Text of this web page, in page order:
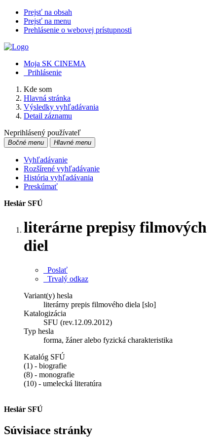
Prejsť na obsah
Prejsť na menu
Prehlásenie o webovej prístupnosti
Moja SK CINEMA
Prihlásenie
Kde som
Hlavná stránka
Výsledky vyhľadávania
Detail záznamu
Neprihlásený používateľ
Bočné menu Hlavné menu
Vyhľadávanie
Rozšírené vyhľadávanie
História vyhľadávania
Preskúmať
Heslár SFÚ
literárne prepisy filmových
diel
Poslať
Trvalý odkaz
Variant(y) hesla
literárny prepis filmového diela [slo]
Katalogizácia
SFU (rev.12.09.2012)
Typ hesla
forma, žáner alebo fyzická charakteristika
Katalóg SFÚ
(1) - biografie
(8) - monografie
(10) - umelecká literatúra
Heslár SFÚ
Súvisiace stránky